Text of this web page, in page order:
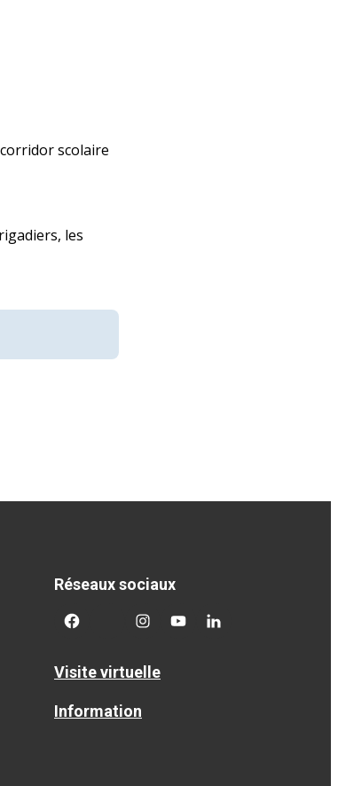
scolaire
les
Réseaux sociaux
facebooktwittergoogleplus
googleplusgoogleplus
Visite virtuelle
Information